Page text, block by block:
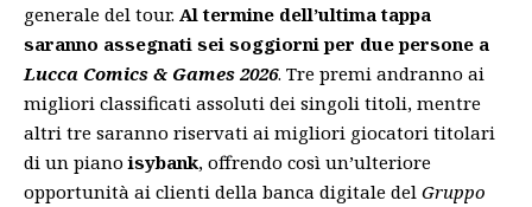
generale del tour. Al termine dell’ultima tappa
saranno assegnati sei soggiorni per due persone a
Lucca Comics & Games 2026. Tre premi andranno ai
migliori classificati assoluti dei singoli titoli, mentre
altri tre saranno riservati ai migliori giocatori titolari
di un pianoisybank, offrendo così un’ulteriore
opportunità ai clienti della banca digitale del Gruppo